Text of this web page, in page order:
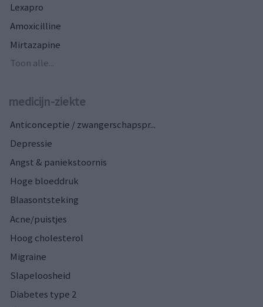
Lexapro
Amoxicilline
Mirtazapine
Toon alle...
medicijn-ziekte
Anticonceptie / zwangerschapspr...
Depressie
Angst & paniekstoornis
Hoge bloeddruk
Blaasontsteking
Acne/puistjes
Hoog cholesterol
Migraine
Slapeloosheid
Diabetes type 2